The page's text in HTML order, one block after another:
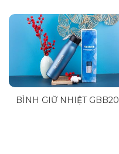
BÌNH GIỮ NHIỆT GBB20